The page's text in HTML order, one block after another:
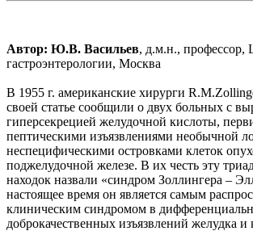
Автор: Ю.В. Васильев, д.м.н.,
гастроэнтерологии, Москва
В 1955 г. американские хирурги
своей статье сообщили о двух больных с
гиперсекрецией желудочной кислоты,
пептическими изъязвлениями необычной
неспецифическими островками клеток
поджелудочной железе. В их честь эту
находок назвали «синдром Золлингера –
настоящее время он является самым
клиническим синдромом в
доброкачественных изъязвлений желудка